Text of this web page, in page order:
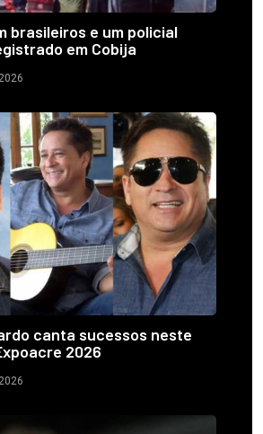
brasileiros e um policial
em Cobija
canta sucessos neste
2026